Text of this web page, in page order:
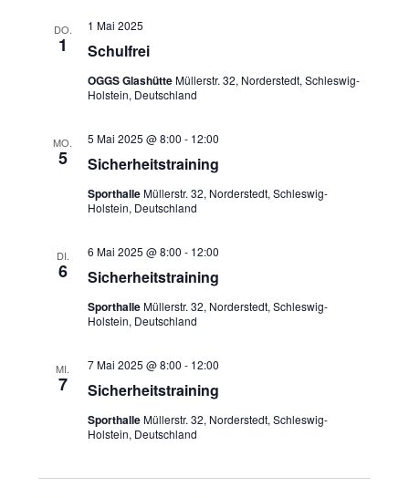
DO.
1 Schulfrei
1 Mai 2025
OGGS GlashütteMüllerstr. 32, Norderstedt, Schleswig-
Holstein, Deutschland
MO.
5 Sicherheitstraining
5 Mai 2025 @ 8:00 - 12:00
SporthalleMüllerstr. 32, Norderstedt, Schleswig-
Holstein, Deutschland
DI.
6 Sicherheitstraining
6 Mai 2025 @ 8:00 - 12:00
SporthalleMüllerstr. 32, Norderstedt, Schleswig-
Holstein, Deutschland
MI.
7 Sicherheitstraining
7 Mai 2025 @ 8:00 - 12:00
SporthalleMüllerstr. 32, Norderstedt, Schleswig-
Holstein, Deutschland